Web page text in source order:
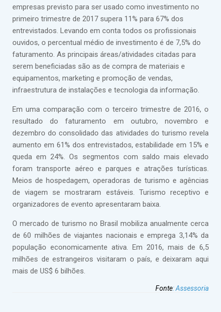
empresas previsto para ser usado como investimento no
primeiro trimestre de 2017 supera 11% para 67% dos
entrevistados. Levando em conta todos os profissionais
ouvidos, o percentual médio de investimento é de 7,5% do
faturamento. As principais áreas/atividades citadas para
serem beneficiadas são as de compra de materiais e
equipamentos, marketing e promoção de vendas,
infraestrutura de instalações e tecnologia da informação.
Em uma comparação com o terceiro trimestre de 2016, o
resultado do faturamento em outubro, novembro e
dezembro do consolidado das atividades do turismo revela
aumento em 61% dos entrevistados, estabilidade em 15% e
queda em 24%. Os segmentos com saldo mais elevado
foram transporte aéreo e parques e atrações turísticas.
Meios de hospedagem, operadoras de turismo e agências
de viagem se mostraram estáveis. Turismo receptivo e
organizadores de evento apresentaram baixa.
O mercado de turismo no Brasil mobiliza anualmente cerca
de 60 milhões de viajantes nacionais e emprega 3,14% da
população economicamente ativa. Em 2016, mais de 6,5
milhões de estrangeiros visitaram o país, e deixaram aqui
mais de US$ 6 bilhões.
Fonte:Assessoria